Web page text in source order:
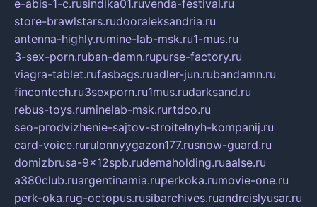
e-abis-1-c.rusindika01.ruvenda-festival.ru
store-brawlstars.rudooraleksandria.ru
antenna-highly.rumine-lab-msk.ru1-mus.ru
3-sex-porn.ruban-damn.rupurse-factory.ru
viagra-tablet.rufasbags.ruadler-jun.rubandamn.ru
fincontech.ru3sexporn.ru1mus.rudarksand.ru
rebus-toys.ruminelab-msk.rurtdco.ru
seo-prodvizhenie-sajtov-stroitelnyh-kompanij.ru
card-voice.rurulonnyygazon177.rusnow-guard.ru
domizbrusa-9x12spb.rudemaholding.ruaalse.ru
a380club.ruargentinamia.ruperkoka.rumovie-one.ru
perk-oka.rug-octopus.rusibarchives.ruandreislyusar.ru